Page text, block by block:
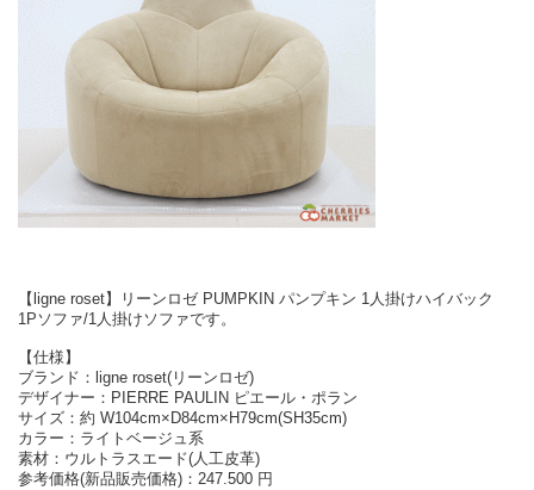
【ligne roset】リーンロゼ PUMPKIN パンプキン 1人掛けハイバック
1Pソファ/1人掛けソファです。
【仕様】
ブランド：ligne roset(リーンロゼ)
デザイナー：PIERRE PAULIN ピエール・ポラン
サイズ：約 W104cm×D84cm×H79cm(SH35cm)
カラー：ライトベージュ系
素材：ウルトラスエード(人工皮革)
参考価格(新品販売価格)：247.500 円